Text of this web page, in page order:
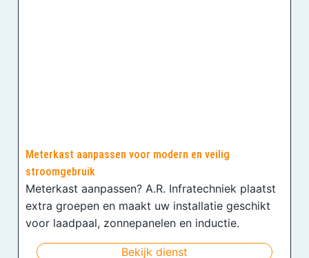
Meterkast aanpassen voor modern en veilig
stroomgebruik
Meterkast aanpassen? A.R. Infratechniek plaatst
extra groepen en maakt uw installatie geschikt
voor laadpaal, zonnepanelen en inductie.
Bekijk dienst